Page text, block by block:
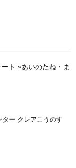
ト ~あいのたね・ま
ー クレアこうのす